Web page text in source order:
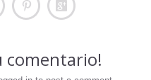
comentario!